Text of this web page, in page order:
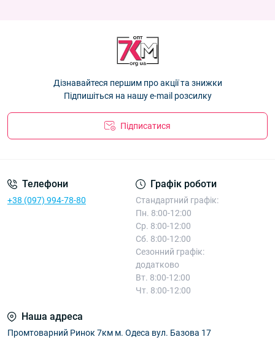
Рукавички жіночі подвійні з хутром Оптом "Акуратні" F6516
Рукавиці жіночі подвійні "Saltery" Корона Оптом G7841
Дізнавайтеся першим про акції та знижки
Підпишіться на нашу e-mail розсилку
Підписатися
Телефони
+38 (097) 994-78-80
Графік роботи
Стандартний графік:
Пн. 8:00-12:00
Ср. 8:00-12:00
Сб. 8:00-12:00
Сезонний графік:
додатково
Вт. 8:00-12:00
Чт. 8:00-12:00
Наша адреса
Промтоварний Ринок 7км м. Одеса вул. Базова 17